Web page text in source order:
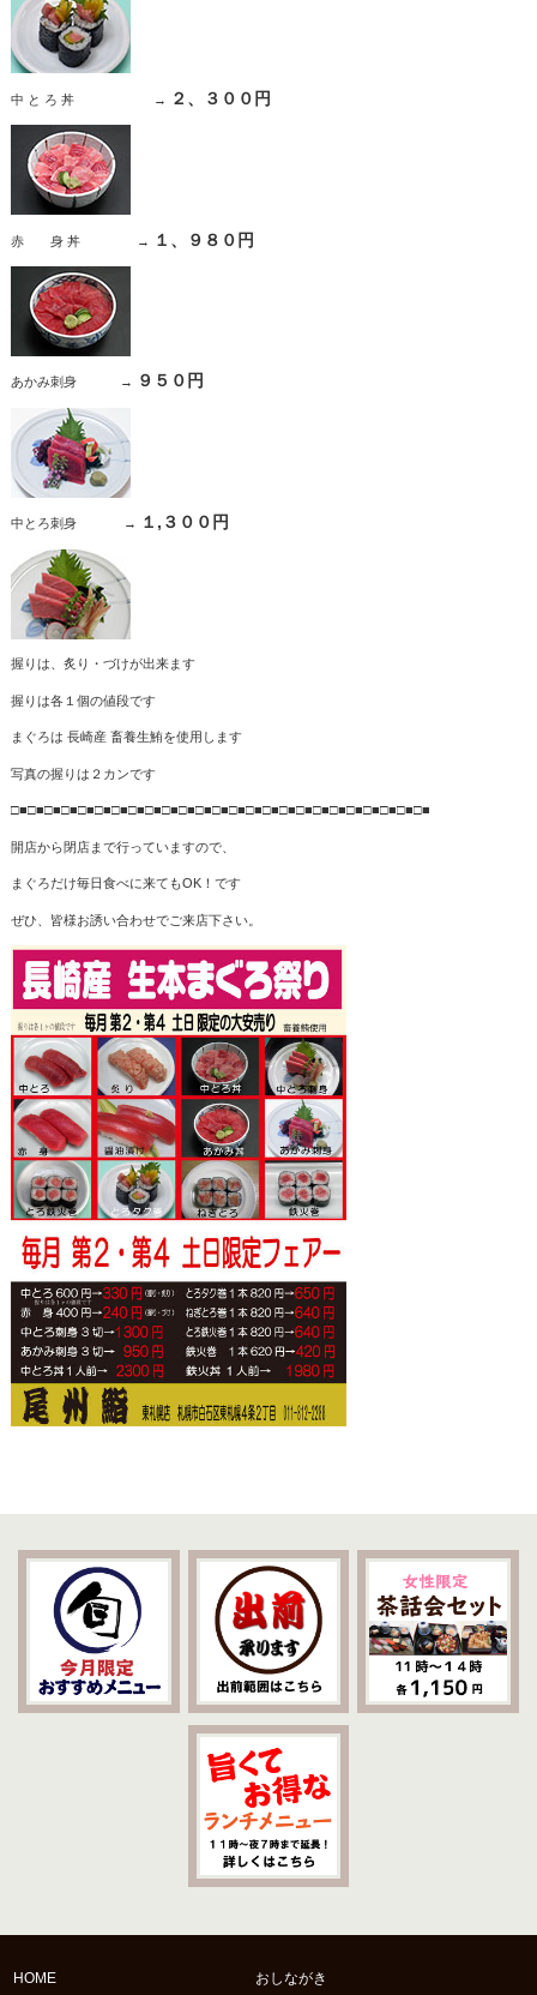
中 と ろ 丼 → ２、３００円
赤 身 丼 → １、９８０円
あかみ刺身 → ９５０円
中とろ刺身 → １,３００円
握りは、炙り・づけが出来ます
握りは各１個の値段です
まぐろは 長崎産 畜養生鮪を使用します
写真の握りは２カンです
□■□■□■□■□■□■□■□■□■□■□■□■□■□■□■□■□■□■□■□■□■□■□■□■□■
開店から閉店まで行っていますので、
まぐろだけ毎日食べに来てもOK！です
ぜひ、皆様お誘い合わせでご来店下さい。
HOME おしながき